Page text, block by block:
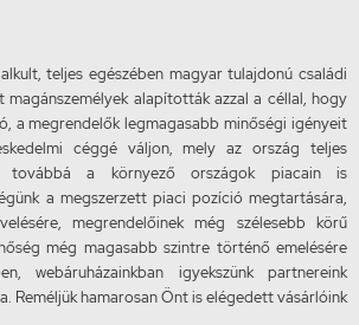
teljes egészében magyar tulajdonú családi
magánszemélyek alapították azzal a céllal, hogy
a megrendelők legmagasabb minőségi igényeit
céggé váljon, mely az ország teljes
továbbá a környező országok piacain is
a megszerzett piaci pozíció megtartására,
megrendelőinek még szélesebb körű
még magasabb szintre történő emelésére
webáruházainkban igyekszünk partnereink
Reméljük hamarosan Önt is elégedett vásárlóink